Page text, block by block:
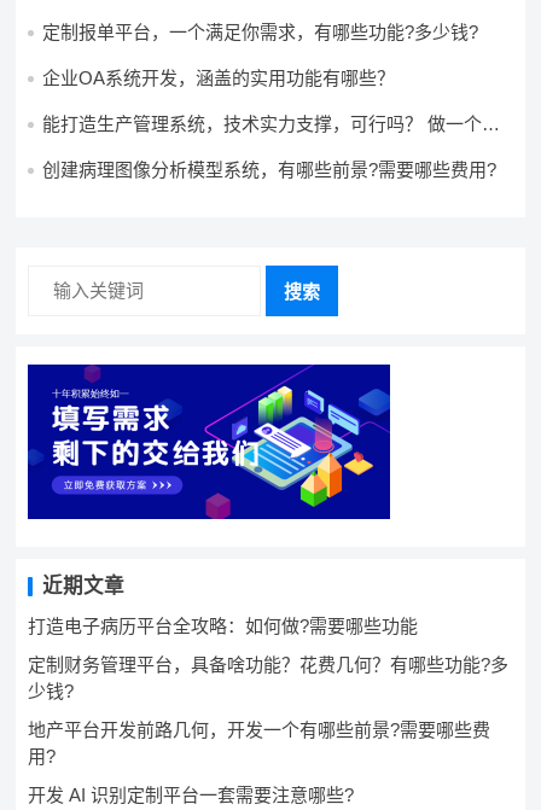
定制报单平台，一个满足你需求，有哪些功能?多少钱?
企业OA系统开发，涵盖的实用功能有哪些？
能打造生产管理系统，技术实力支撑，可行吗？ 做一个高
统，资源充足的情况下可以做吗？
创建病理图像分析模型系统，有哪些前景?需要哪些费用?
搜索
近期文章
打造电子病历平台全攻略：如何做?需要哪些功能
定制财务管理平台，具备啥功能？花费几何？有哪些功能?多
少钱?
地产平台开发前路几何，开发一个有哪些前景?需要哪些费
用?
开发 AI 识别定制平台一套需要注意哪些?